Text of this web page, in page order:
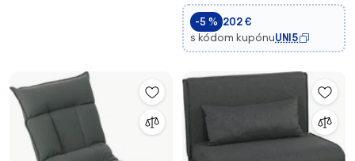
Velvet Vzhľadom, do Obývacej
Izby, Spálne, Čiern
-5 % 202 €
s kódom kupónuUNI5